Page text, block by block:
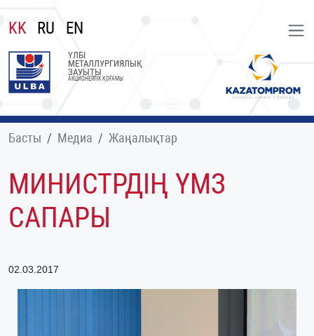
KK RU EN
ҮЛБІ
МЕТАЛЛУРГИЯЛЫҚ
ЗАУЫТЫ
АКЦИОНЕРЛІК ҚОҒАМЫ
Басты Медиа Жаңалықтар
МИНИСТРДІҢ ҮМЗ
САПАРЫ
02.03.2017